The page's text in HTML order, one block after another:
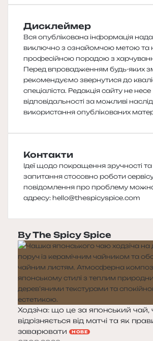
Дисклеймер
Вся опублікована інформація
виключно з ознайомчою метою та
професійною порадою з
Перед впровадженням будь-яких
рекомендуємо звернутися до
спеціаліста. Редакція сайту не несе
відповідальності за можливі
використання опублікованих
Контакти
Ідеї щодо покращення зручності
запитання стосовно роботи
повідомлення про проблему
адресу: hello@thespicyspice.com
By The Spicy Spice
Ходзіча: що це за японський чай,
відрізняється від матчі та як
заварювати
НОВЕ